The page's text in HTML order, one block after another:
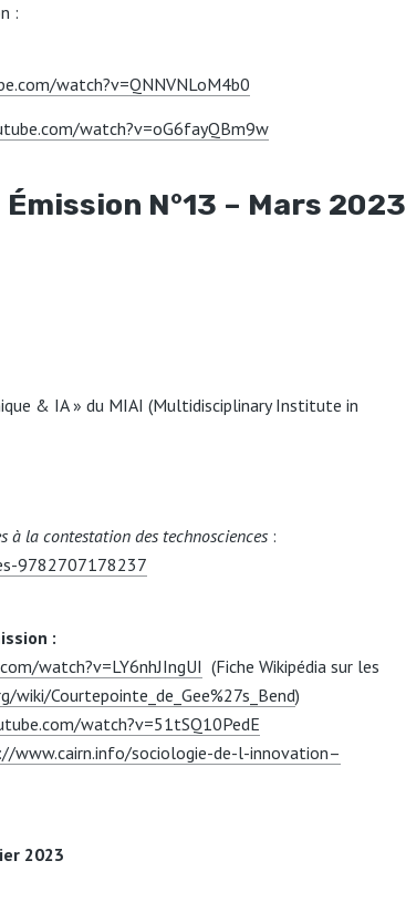
:
watch?v=QNNVNLoM4b0
watch?v=oG6fayQBm9w
N°13 – Mars 2023
& IA » du MIAI (Multidisciplinary Institute in
à la contestation des technosciences :
9782707178237
:
watch?v=LY6nhJIngUI (Fiche Wikipédia sur les
wiki/Courtepointe_de_Gee%27s_Bend)
watch?v=51tSQ10PedE
www.cairn.info/sociologie-de-l-innovation–
2023